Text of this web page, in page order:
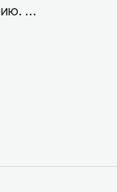
зайти в
чувством
плов.